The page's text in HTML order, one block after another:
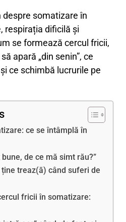
somatizare în
, respirația dificilă și
se formează cercul fricii,
apară „din senin”, ce
ce schimbă lucrurile pe
ce se întâmplă în
de ce mă simt rău?”
treaz(ă) când suferi de
fricii în somatizare: